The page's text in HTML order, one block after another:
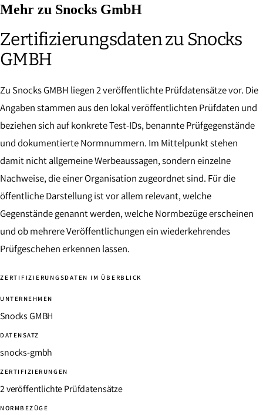
Mehr zu Snocks GmbH
Zertifizierungsdaten zu Snocks
GMBH
Zu Snocks GMBH liegen 2 veröffentlichte Prüfdatensätze vor. Die
Angaben stammen aus den lokal veröffentlichten Prüfdaten und
beziehen sich auf konkrete Test-IDs, benannte Prüfgegenstände
und dokumentierte Normnummern. Im Mittelpunkt stehen
damit nicht allgemeine Werbeaussagen, sondern einzelne
Nachweise, die einer Organisation zugeordnet sind. Für die
öffentliche Darstellung ist vor allem relevant, welche
Gegenstände genannt werden, welche Normbezüge erscheinen
und ob mehrere Veröffentlichungen ein wiederkehrendes
Prüfgeschehen erkennen lassen.
ZERTIFIZIERUNGSDATEN IM ÜBERBLICK
UNTERNEHMEN
Snocks GMBH
DATENSATZ
snocks-gmbh
ZERTIFIZIERUNGEN
2 veröffentlichte Prüfdatensätze
NORMBEZÜGE